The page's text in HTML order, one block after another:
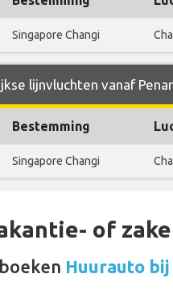
Singapore Changi
lijnvluchten vanaf
Bestemming
Singapore Changi
of
Huurauto